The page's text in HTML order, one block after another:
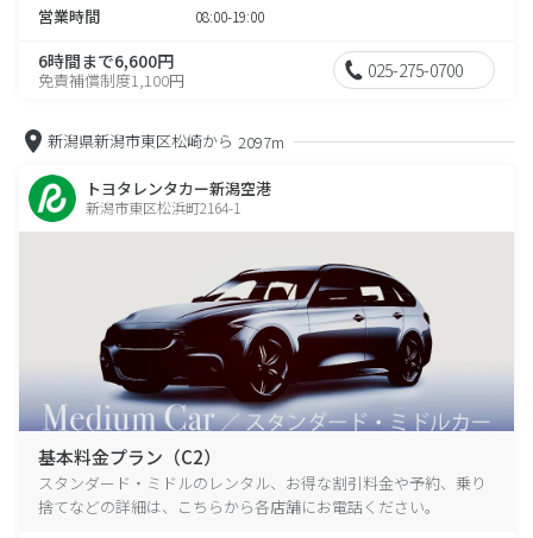
営業時間 08:00-19:00
6時間まで6,600円
免責補償制度1,100円 025-275-0700
新潟県新潟市東区松崎から 2097m
トヨタレンタカー新潟空港
新潟市東区松浜町2164-1
基本料金プラン（C2）
スタンダード・ミドルのレンタル、お得な割引料金や予約、乗り
捨てなどの詳細は、こちらから各店舗にお電話ください。